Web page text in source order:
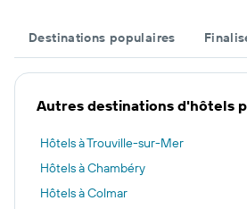
Destinations populaires
Autres destinations d'hôtels
Hôtels à Trouville-sur-Mer
Hôtels à Chambéry
Hôtels à Colmar